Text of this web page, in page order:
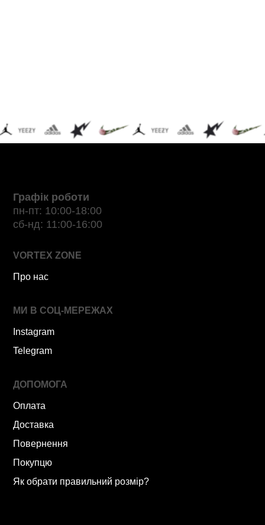
Графік роботи
пн-пт: 10:00-18:00
сб-нд: 11:00-16:00
VORTEX ZONE
Про нас
МИ В СОЦ-МЕРЕЖАХ
Instagram
Telegram
ДОПОМОГА
Оплата
Доставка
Повернення
Покупцю
Як обрати правильний розмір?